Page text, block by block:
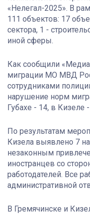
«Нелегал-2025». В
111 объектов: 17
сектора, 1 -
иной сферы.
Как сообщили
миграции МО МВД
сотрудниками
нарушение норм
Губахе - 14, в Кизеле
По результатам
Кизела выявлено 7
незаконным
иностранцев со
работодателей. Все
административной
В Гремячинске и